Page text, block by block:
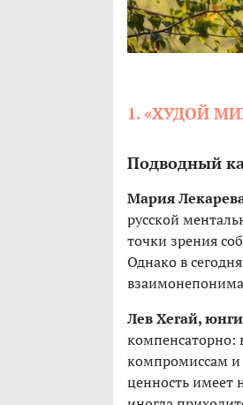
1. «ХУДОЙ
Подводный
Мария
русской
точки зрения
Однако в
Лев Хегай,
компенсаторно:
компромиссам и
ценность имеет